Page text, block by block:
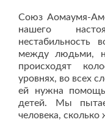
Союз Аомаумя-
нашего
нестабильность
между людьми,
происходят
уровнях, во всех
ей нужна
детей. Мы
человека, сколько